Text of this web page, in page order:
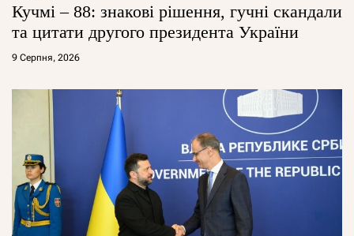
Кучмі – 88: знакові рішення, гучні скандали
та цитати другого президента України
9 Серпня, 2026